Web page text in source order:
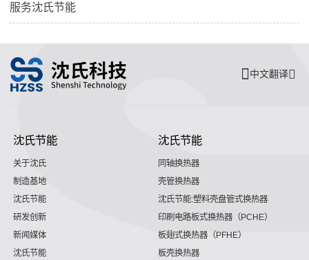
服务沈氏节能
中文翻译
沈氏节能
关于沈氏
制造基地
沈氏节能
研发创新
新闻媒体
沈氏节能
沈氏节能
同轴换热器
壳管换热器
沈氏节能:塑料壳盘管式换热器
印刷电路板式换热器（PCHE）
板翅式换热器（PFHE）
板壳换热器